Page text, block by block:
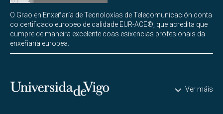
O Grao en Enxeñaría de Tecnoloxías de Telecomunicación conta
co certificado europeo de calidade EUR-ACE®, que acredita que
cumpre de maneira excelente coas esixencias profesionais da
enxeñaría europea.
Universidade de Vigo Ver máis